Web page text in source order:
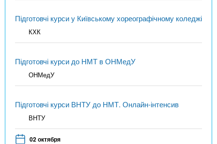
Підготовчі курси у Київському хореографічному коледжі
КХК
Підготовчі курси до НМТ в ОНМедУ
ОНМедУ
Підготовчі курси ВНТУ до НМТ. Онлайн-інтенсив
ВНТУ
02 октября